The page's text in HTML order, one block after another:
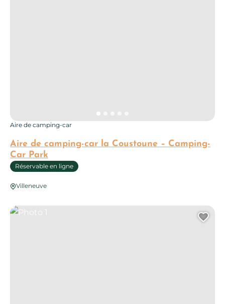
Aire de camping-car la Coustoune – Camping-
Car Park
Aire de camping-car
Réservable en ligne
Villeneuve
Photo 1